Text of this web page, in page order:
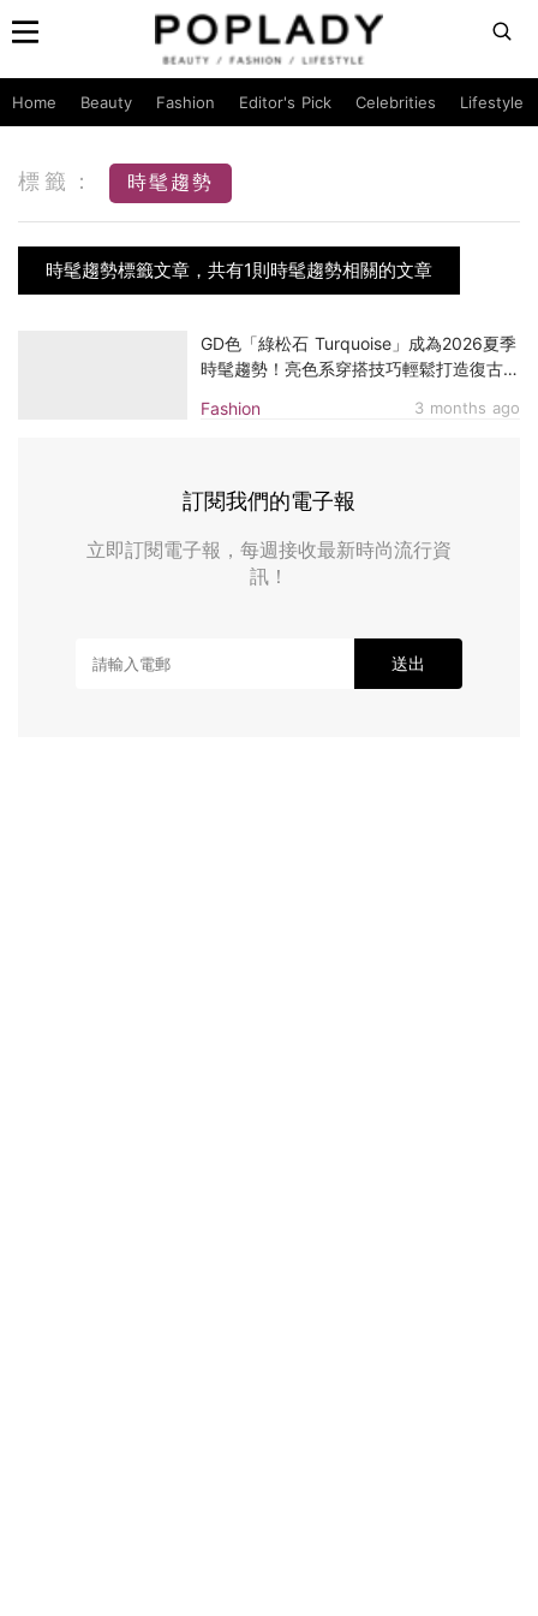
Home Beauty Fashion Editor's Pick Celebrities Lifestyle
標籤： 時髦趨勢
時髦趨勢標籤文章，共有1則時髦趨勢相關的文章
Fashion 3 months ago
GD色「綠松石 Turquoise」成為2026夏季
時髦趨勢！亮色系穿搭技巧輕鬆打造復古慵
訂閱我們的電子報
立即訂閱電子報，每週接收最新時尚流行資
訊！
送出